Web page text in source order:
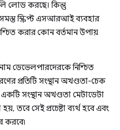
লোড করছে। কিন্তু
স্ক্রিপ্ট এসআরআই ব্যবহার
করার কোন বর্তমান উপায়
ডেভেলপারদেরকে নিশ্চিত
প্রতিটি সংস্থান অখণ্ডতা-চেক
সংস্থান অখণ্ডতা মেটাডেটা
তবে সেই প্রচেষ্টা ব্যর্থ হবে এবং
করবে৷